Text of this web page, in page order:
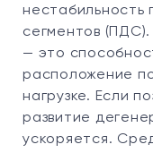
нестабильность
сегментов (ПДС).
— это
расположение
нагрузке. Если
развитие
ускоряется.